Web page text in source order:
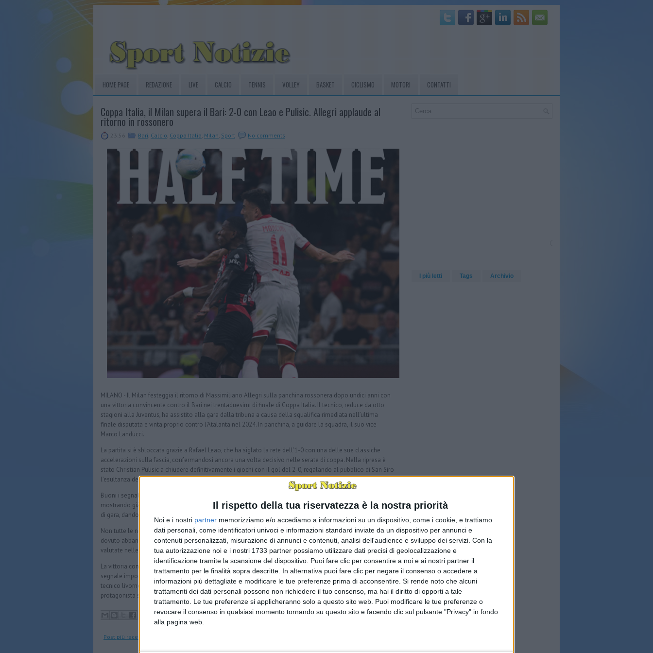
Il rispetto della tua riservatezza è la nostra priorità
Noi e i nostri partner memorizziamo e/o accediamo a informazioni su un dispositivo, come i cookie, e trattiamo
dati personali, come identificatori univoci e informazioni standard inviate da un dispositivo per annunci e
contenuti personalizzati, misurazione di annunci e contenuti, analisi dell'audience e sviluppo dei servizi. Con la
tua autorizzazione noi e i nostri 1733 partner possiamo utilizzare dati precisi di geolocalizzazione e
identificazione tramite la scansione del dispositivo. Puoi fare clic per consentire a noi e ai nostri partner il
trattamento per le finalità sopra descritte. In alternativa puoi fare clic per negare il consenso o accedere a
informazioni più dettagliate e modificare le tue preferenze prima di acconsentire. Si rende noto che alcuni
trattamenti dei dati personali possono non richiedere il tuo consenso, ma hai il diritto di opporti a tale
trattamento. Le tue preferenze si applicheranno solo a questo sito web. Puoi modificare le tue preferenze o
revocare il consenso in qualsiasi momento tornando su questo sito e facendo clic sul pulsante "Privacy" in fondo
alla pagina web.
HOME PAGE REDAZIONE LIVE CALCIO TENNIS VOLLEY BASKET CICLISMO MOTORI CONTATTI
Coppa Italia, il Milan supera il Bari: 2-0 con Leao e Pulisic. Allegri applaude al
ritorno in rossonero
23:56 Bari Calcio Coppa Italia Milan Sport No comments
MILANO - Il Milan festeggia il ritorno di Massimiliano Allegri sulla panchina rossonera dopo undici anni con
una vittoria convincente contro il Bari nei trentaduesimi di finale di Coppa Italia. Il tecnico, reduce da otto
stagioni alla Juventus, ha assistito alla gara dalla tribuna a causa della squalifica rimediata nell’ultima
finale disputata e vinta proprio contro l’Atalanta nel 2024. In panchina, a guidare la squadra, il suo vice
Marco Landucci.
La partita si è sbloccata grazie a Rafael Leao, che ha siglato la rete dell’1-0 con una delle sue classiche
accelerazioni sulla fascia, confermandosi ancora una volta decisivo nelle serate di coppa. Nella ripresa è
stato Christian Pulisic a chiudere definitivamente i giochi con il gol del 2-0, regalando al pubblico di San Siro
l’esultanza della sicurezza.
Buoni i segnali arrivati anche dai nuovi acquisti: Ricci ed Estupinan hanno giocato dal primo minuto
mostrando già un buon inserimento negli schemi, mentre Modric e Jashari sono entrati nella seconda parte
di gara, dando freschezza e qualità al centrocampo.
Non tutte le notizie però sono state positive. L’attaccante portoghese Leao, autore della rete iniziale, ha
dovuto abbandonare il campo per un problema muscolare al polpaccio destro. Le sue condizioni saranno
valutate nelle prossime ore dallo staff medico rossonero, che spera in un infortunio di lieve entità.
La vittoria contro il Bari non è soltanto un passaggio del turno in Coppa Italia, ma rappresenta anche un
segnale importante per il nuovo ciclo targato Allegri. I tifosi hanno accolto con entusiasmo il ritorno del
tecnico livornese e sperano che possa riportare stabilità e competitività a una squadra chiamata a essere
protagonista su tutti i fronti.
Post più recente
I più letti Tags Archivio